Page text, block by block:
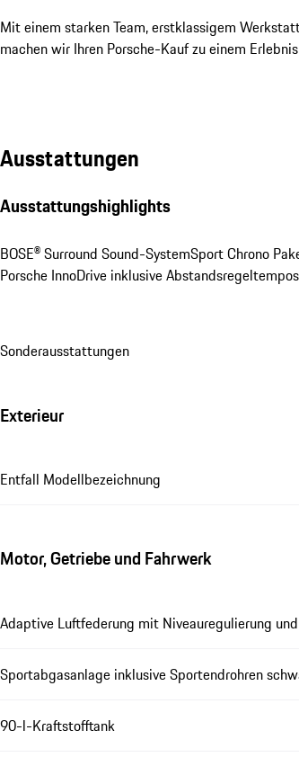
Mit einem starken Team, erstklassigem
machen wir Ihren Porsche-Kauf zu einem
Ausstattungen
Ausstattungshighlights
BOSE® Surround Sound-SystemSport Chrono
Porsche InnoDrive inklusive
Sonderausstattungen
Exterieur
Entfall Modellbezeichnung
Motor, Getriebe und Fahrwerk
Adaptive Luftfederung mit Niveauregulierung
Sportabgasanlage inklusive Sportendrohren
90-l-Kraftstofftank